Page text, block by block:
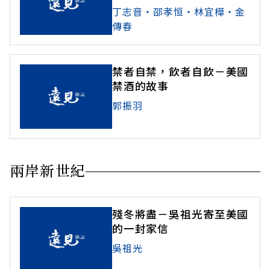
丁志音‧邵孝恒‧林宜樺‧金
傳春
禁者自禁，飲者自飲－美國
禁酒的故事
郭振羽
兩岸新世紀
殘冬將盡－吳祖光寄至美國
的一封家信
吳祖光